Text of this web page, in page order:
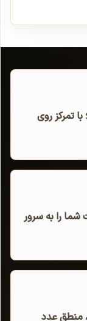
تمرکز روی
شما را به سرور
منطق عدد